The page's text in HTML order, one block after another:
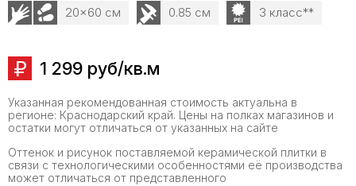
20x60 см 0.85 см 3 класс**
1 299 руб/кв.м
Указанная рекомендованная стоимость актуальна в
регионе: Краснодарский край. Цены на полках магазинов и
остатки могут отличаться от указанных на сайте
Оттенок и рисунок поставляемой керамической плитки в
связи с технологическими особенностями её производства
может отличаться от представленного